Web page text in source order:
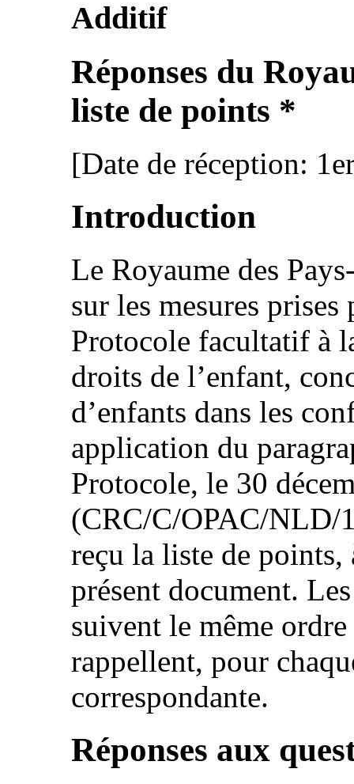
Additif
Réponses du
liste de points *
[Date de réception:
Introduction
Le Royaume des
sur les mesures
Protocole facultatif à
droits de l’enfant,
d’enfants dans les
application du
Protocole, le 30
(CRC/C/OPAC/NLD/
reçu la liste de
présent document.
suivent le même
rappellent, pour
correspondante.
Réponses aux